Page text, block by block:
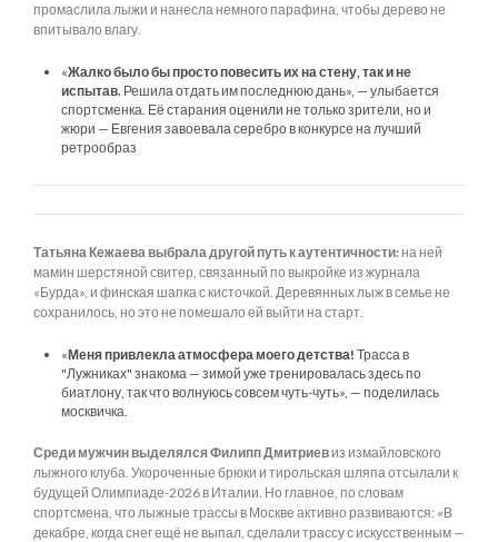
промаслила лыжи и нанесла немного парафина, чтобы дерево не
впитывало влагу.
«Жалко было бы просто повесить их на стену, так и не
испытав. Решила отдать им последнюю дань», — улыбается
спортсменка. Её старания оценили не только зрители, но и
жюри — Евгения завоевала серебро в конкурсе на лучший
ретрообраз
Татьяна Кежаева выбрала другой путь к аутентичности: на ней
мамин шерстяной свитер, связанный по выкройке из журнала
«Бурда», и финская шапка с кисточкой. Деревянных лыж в семье не
сохранилось, но это не помешало ей выйти на старт.
«Меня привлекла атмосфера моего детства! Трасса в
"Лужниках" знакома — зимой уже тренировалась здесь по
биатлону, так что волнуюсь совсем чуть-чуть», — поделилась
москвичка.
Среди мужчин выделялся Филипп Дмитриев из измайловского
лыжного клуба. Укороченные брюки и тирольская шляпа отсылали к
будущей Олимпиаде-2026 в Италии. Но главное, по словам
спортсмена, что лыжные трассы в Москве активно развиваются: «В
декабре, когда снег ещё не выпал, сделали трассу с искусственным —